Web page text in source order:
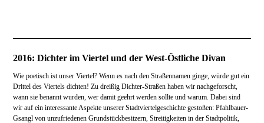
2016: Dichter im Viertel und der West-Östliche Divan
Wie poetisch ist unser Viertel? Wenn es nach den Straßennamen ginge, würde gut ein
Drittel des Viertels dichten! Zu dreißig Dichter-Straßen haben wir nachgeforscht,
wann sie benannt wurden, wer damit geehrt werden sollte und warum. Dabei sind
wir auf ein interessante Aspekte unserer Stadtviertelgeschichte gestoßen: Pfahlbauer-
Gsangl von unzufriedenen Grundstückbesitzern, Streitigkeiten in der Stadtpolitik,